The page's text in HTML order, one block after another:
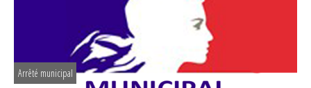
Arrêté municipal